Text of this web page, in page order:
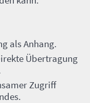
als Anhang.
Übertragung
Zugriff